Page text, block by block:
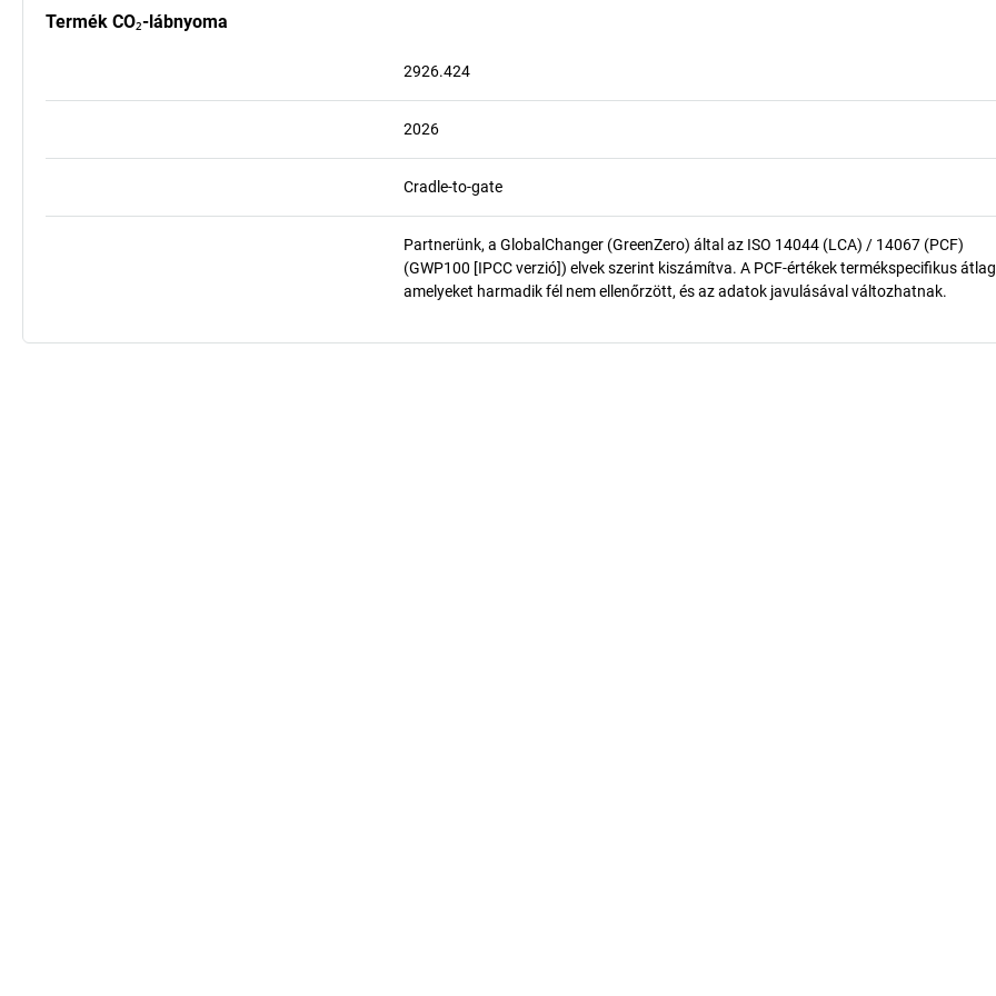
Termék CO₂-lábnyoma
2926.424
2026
Cradle-to-gate
Partnerünk, a GlobalChanger (GreenZero) által az ISO 14044 (LCA) / 14067 (PCF)
(GWP100 [IPCC verzió]) elvek szerint kiszámítva. A PCF-értékek termékspecifikus
amelyeket harmadik fél nem ellenőrzött, és az adatok javulásával változhatnak.